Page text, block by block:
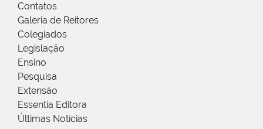
Contatos
Galeria de Reitores
Colegiados
Legislação
Ensino
Pesquisa
Extensão
Essentia Editora
Últimas Notícias